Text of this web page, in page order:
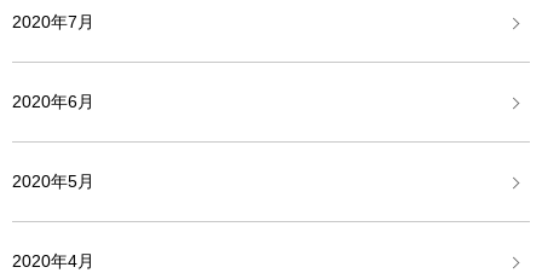
2020年7月
2020年6月
2020年5月
2020年4月